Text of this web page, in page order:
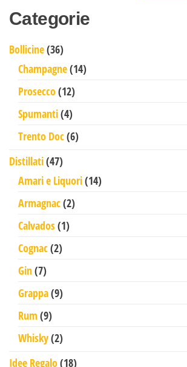
Categorie
Bollicine 3636 prodotti
Champagne 1414 prodotti
Prosecco 1212 prodotti
Spumanti 44 prodotti
Trento Doc 66 prodotti
Distillati 4747 prodotti
Amari e Liquori 1414 prodotti
Armagnac 22 prodotti
Calvados 11 prodotto
Cognac 22 prodotti
Gin 77 prodotti
Grappa 99 prodotti
Rum 99 prodotti
Whisky 22 prodotti
Idee Regalo 1818 prodotti